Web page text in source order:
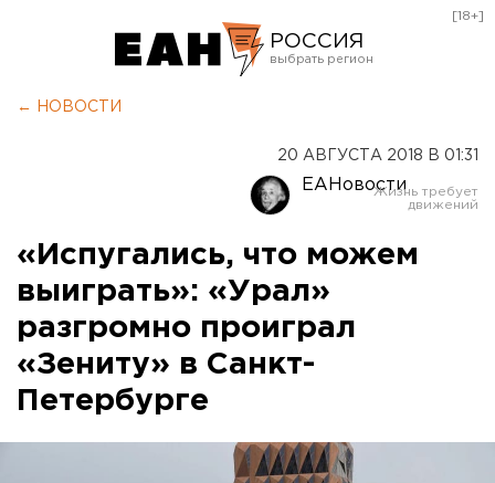
РОССИЯ
Оренбург
[18+]
← НОВОСТИ
20 АВГУСТА 2018 В 01:31
ЕАНовости
«Испугались, что можем
выиграть»: «Урал»
разгромно проиграл
«Зениту» в Санкт-
Петербурге